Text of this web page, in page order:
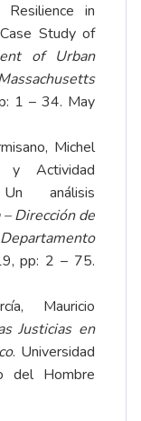
Resilience in
Study of
of Urban
1 – 34. May
Michel
y Actividad
análisis
Dirección de
pp: 2 – 75.
Mauricio
Justicias en
. Universidad
del Hombre